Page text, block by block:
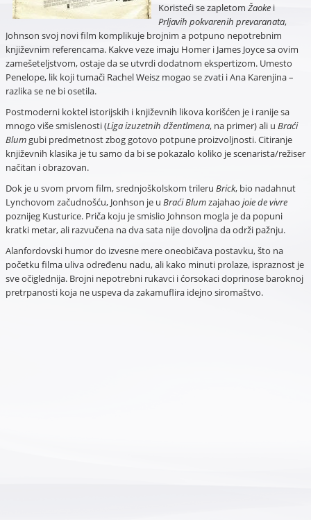
Koristeći se zapletom Žaokei
Prljavih pokvarenih prevaranata,
Johnson svoj novi film komplikuje brojnim a potpuno nepotrebnim
književnim referencama. Kakve veze imaju Homer i James Joyce sa ovim
zamešeteljstvom, ostaje da se utvrdi dodatnom ekspertizom. Umesto
Penelope, lik koji tumači Rachel Weisz mogao se zvati i Ana Karenjina –
razlika se ne bi osetila.
Postmoderni koktel istorijskih i književnih likova korišćen je i ranije sa
mnogo više smislenosti (Liga izuzetnih džentlmena, na primer) ali u Braći
Blumgubi predmetnost zbog gotovo potpune proizvoljnosti. Citiranje
književnih klasika je tu samo da bi se pokazalo koliko je scenarista/režiser
načitan i obrazovan.
Dok je u svom prvom film, srednjoškolskom trileru Brick, bio nadahnut
Lynchovom začudnošću, Jonhson je u Braći Blumzajahao joie de vivre
poznijeg Kusturice. Priča koju je smislio Johnson mogla je da popuni
kratki metar, ali razvučena na dva sata nije dovoljna da održi pažnju.
Alanfordovski humor do izvesne mere oneobičava postavku, što na
početku filma uliva određenu nadu, ali kako minuti prolaze, ispraznost je
sve očiglednija. Brojni nepotrebni rukavci i ćorsokaci doprinose baroknoj
pretrpanosti koja ne uspeva da zakamuflira idejno siromaštvo.